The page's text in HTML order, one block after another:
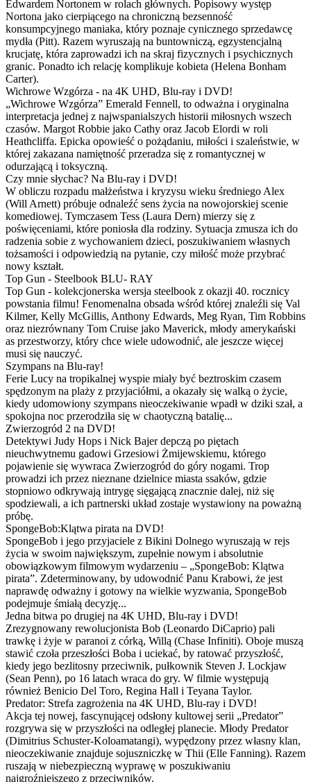
Edwardem Nortonem w rolach głównych. Popisowy występ
Nortona jako cierpiącego na chroniczną bezsenność
konsumpcyjnego maniaka, który poznaje cynicznego sprzedawcę
mydła (Pitt). Razem wyruszają na buntowniczą, egzystencjalną
krucjatę, która zaprowadzi ich na skraj fizycznych i psychicznych
granic. Ponadto ich relację komplikuje kobieta (Helena Bonham
Carter).
Wichrowe Wzgórza - na 4K UHD, Blu-ray i DVD!
„Wichrowe Wzgórza” Emerald Fennell, to odważna i oryginalna
interpretacja jednej z najwspanialszych historii miłosnych wszech
czasów. Margot Robbie jako Cathy oraz Jacob Elordi w roli
Heathcliffa. Epicka opowieść o pożądaniu, miłości i szaleństwie, w
której zakazana namiętność przeradza się z romantycznej w
odurzającą i toksyczną.
Czy mnie słychac? Na Blu-ray i DVD!
W obliczu rozpadu małżeństwa i kryzysu wieku średniego Alex
(Will Arnett) próbuje odnaleźć sens życia na nowojorskiej scenie
komediowej. Tymczasem Tess (Laura Dern) mierzy się z
poświęceniami, które poniosła dla rodziny. Sytuacja zmusza ich do
radzenia sobie z wychowaniem dzieci, poszukiwaniem własnych
tożsamości i odpowiedzią na pytanie, czy miłość może przybrać
nowy kształt.
Top Gun - Steelbook BLU- RAY
Top Gun - kolekcjonerska wersja steelbook z okazji 40. rocznicy
powstania filmu! Fenomenalna obsada wśród której znaleźli się Val
Kilmer, Kelly McGillis, Anthony Edwards, Meg Ryan, Tim Robbins
oraz niezrównany Tom Cruise jako Maverick, młody amerykański
as przestworzy, który chce wiele udowodnić, ale jeszcze więcej
musi się nauczyć.
Szympans na Blu-ray!
Ferie Lucy na tropikalnej wyspie miały być beztroskim czasem
spędzonym na plaży z przyjaciółmi, a okazały się walką o życie,
kiedy udomowiony szympans nieoczekiwanie wpadł w dziki szał, a
spokojna noc przerodziła się w chaotyczną batalię...
Zwierzogród 2 na DVD!
Detektywi Judy Hops i Nick Bajer depczą po piętach
nieuchwytnemu gadowi Grzesiowi Żmijewskiemu, którego
pojawienie się wywraca Zwierzogród do góry nogami. Trop
prowadzi ich przez nieznane dzielnice miasta ssaków, gdzie
stopniowo odkrywają intrygę sięgającą znacznie dalej, niż się
spodziewali, a ich partnerski układ zostaje wystawiony na poważną
próbę.
SpongeBob:Klątwa pirata na DVD!
SpongeBob i jego przyjaciele z Bikini Dolnego wyruszają w rejs
życia w swoim największym, zupełnie nowym i absolutnie
obowiązkowym filmowym wydarzeniu – „SpongeBob: Klątwa
pirata”. Zdeterminowany, by udowodnić Panu Krabowi, że jest
naprawdę odważny i gotowy na wielkie wyzwania, SpongeBob
podejmuje śmiałą decyzję...
Jedna bitwa po drugiej na 4K UHD, Blu-ray i DVD!
Zrezygnowany rewolucjonista Bob (Leonardo DiCaprio) pali
trawkę i żyje w paranoi z córką, Willą (Chase Infiniti). Oboje muszą
stawić czoła przeszłości Boba i uciekać, by ratować przyszłość,
kiedy jego bezlitosny przeciwnik, pułkownik Steven J. Lockjaw
(Sean Penn), po 16 latach wraca do gry. W filmie występują
również Benicio Del Toro, Regina Hall i Teyana Taylor.
Predator: Strefa zagrożenia na 4K UHD, Blu-ray i DVD!
Akcja tej nowej, fascynującej odsłony kultowej serii „Predator”
rozgrywa się w przyszłości na odległej planecie. Młody Predator
(Dimitrius Schuster-Koloamatangi), wypędzony przez własny klan,
nieoczekiwanie znajduje sojuszniczkę w Thii (Elle Fanning). Razem
ruszają w niebezpieczną wyprawę w poszukiwaniu
najgroźniejszego z przeciwników.